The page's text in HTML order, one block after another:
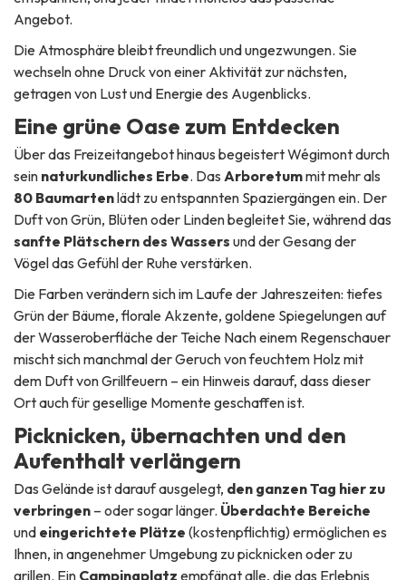
Angebot.
Die Atmosphäre bleibt freundlich und ungezwungen. Sie
wechseln ohne Druck von einer Aktivität zur nächsten,
getragen von Lust und Energie des Augenblicks.
Eine grüne Oase zum Entdecken
Über das Freizeitangebot hinaus begeistert Wégimont durch
sein naturkundliches Erbe. Das Arboretummit mehr als
80 Baumartenlädt zu entspannten Spaziergängen ein. Der
Duft von Grün, Blüten oder Linden begleitet Sie, während das
sanfte Plätschern des Wassers und der Gesang der
Vögel das Gefühl der Ruhe verstärken.
Die Farben verändern sich im Laufe der Jahreszeiten: tiefes
Grün der Bäume, florale Akzente, goldene Spiegelungen auf
der Wasseroberfläche der Teiche Nach einem Regenschauer
mischt sich manchmal der Geruch von feuchtem Holz mit
dem Duft von Grillfeuern – ein Hinweis darauf, dass dieser
Ort auch für gesellige Momente geschaffen ist.
Picknicken, übernachten und den
Aufenthalt verlängern
Das Gelände ist darauf ausgelegt, den ganzen Tag hier zu
verbringen – oder sogar länger. Überdachte Bereiche
und eingerichtete Plätze (kostenpflichtig) ermöglichen es
Ihnen, in angenehmer Umgebung zu picknicken oder zu
grillen. Ein Campingplatz empfängt alle, die das Erlebnis